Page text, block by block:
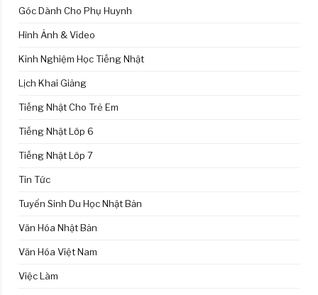
Góc Dành Cho Phụ Huynh
Hình Ảnh & Video
Kinh Nghiệm Học Tiếng Nhật
Lịch Khai Giảng
Tiếng Nhật Cho Trẻ Em
Tiếng Nhật Lớp 6
Tiếng Nhật Lớp 7
Tin Tức
Tuyển Sinh Du Học Nhật Bản
Văn Hóa Nhật Bản
Văn Hóa Việt Nam
Việc Làm